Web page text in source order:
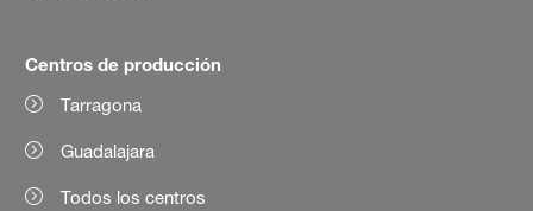
Centros de producción
Tarragona
Guadalajara
Todos los centros